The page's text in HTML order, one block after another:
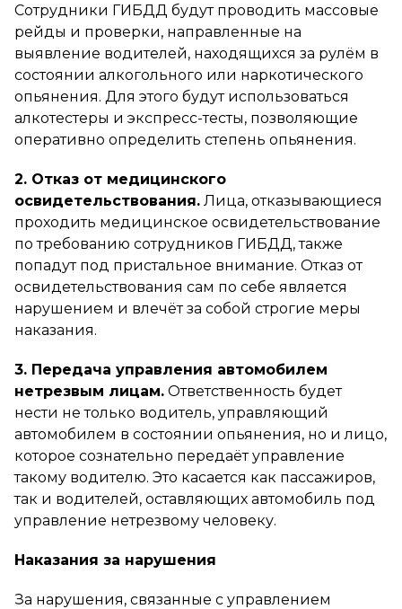
Сотрудники ГИБДД будут проводить массовые
рейды и проверки, направленные на
выявление водителей, находящихся за рулём в
состоянии алкогольного или наркотического
опьянения. Для этого будут использоваться
алкотестеры и экспресс-тесты, позволяющие
оперативно определить степень опьянения.
2. Отказ от медицинского
освидетельствования. Лица, отказывающиеся
проходить медицинское освидетельствование
по требованию сотрудников ГИБДД, также
попадут под пристальное внимание. Отказ от
освидетельствования сам по себе является
нарушением и влечёт за собой строгие меры
наказания.
3. Передача управления автомобилем
нетрезвым лицам. Ответственность будет
нести не только водитель, управляющий
автомобилем в состоянии опьянения, но и лицо,
которое сознательно передаёт управление
такому водителю. Это касается как пассажиров,
так и водителей, оставляющих автомобиль под
управление нетрезвому человеку.
Наказания за нарушения
За нарушения, связанные с управлением